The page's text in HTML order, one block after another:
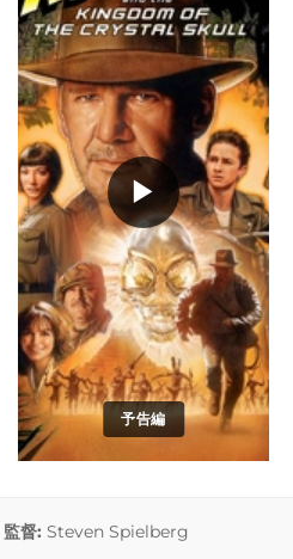
予告編
▶
監督: Steven Spielberg